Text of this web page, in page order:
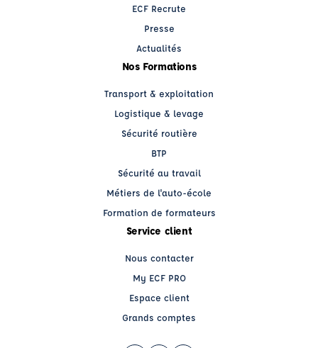
ECF Recrute
Presse
Actualités
Nos Formations
Transport & exploitation
Logistique & levage
Sécurité routière
BTP
Sécurité au travail
Métiers de l'auto-école
Formation de formateurs
Service client
Nous contacter
My ECF PRO
Espace client
Grands comptes